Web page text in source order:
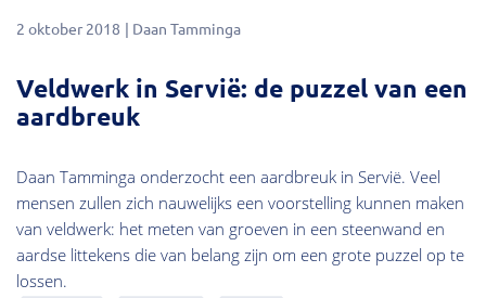
2 oktober 2018 Daan Tamminga
Veldwerk in Servië: de puzzel van een
aardbreuk
Daan Tamminga onderzocht een aardbreuk in Servië. Veel
mensen zullen zich nauwelijks een voorstelling kunnen maken
van veldwerk: het meten van groeven in een steenwand en
aardse littekens die van belang zijn om een grote puzzel op te
lossen.